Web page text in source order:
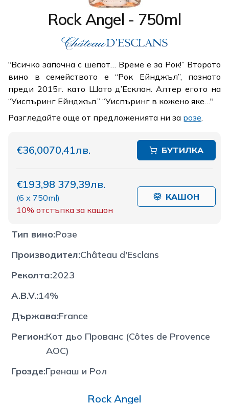
Rock Angel - 750ml
"Всичко започна с шепот… Време е за Рок!” Второто
вино в семейството е “Рок Ейнджъл”, познатo
преди 2015г. като Шато д’Есклан. Алтер егото на
“Уиспъринг Ейнджъл.” “Уиспъринг в кожено яке…"
Разгледайте още от предложенията ни за розе.
€36,0070,41лв. БУТИЛКА
€193,98 379,39лв.
(6 x 750ml)
10% отстъпка за кашон
КАШОН
Тип вино:Розе
Производител:Château d'Esclans
Реколта:2023
A.B.V.:14%
Държава:France
Регион:Кот дьо Прованс (Côtes de Provence
AOC)
Грозде:Гренаш и Рол
Rock Angel